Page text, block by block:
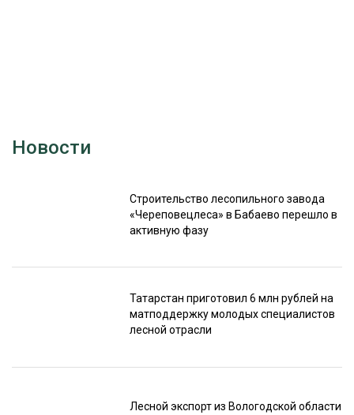
Новости
Строительство лесопильного завода
«Череповецлеса» в Бабаево перешло в
активную фазу
Татарстан приготовил 6 млн рублей на
матподдержку молодых специалистов
лесной отрасли
Лесной экспорт из Вологодской области